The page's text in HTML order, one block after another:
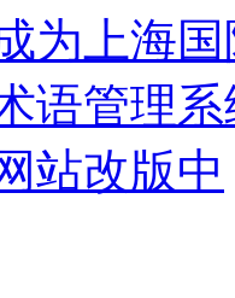
为上海
语管理
站改版中